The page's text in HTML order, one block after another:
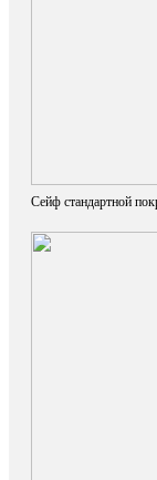
Сейф стандартной